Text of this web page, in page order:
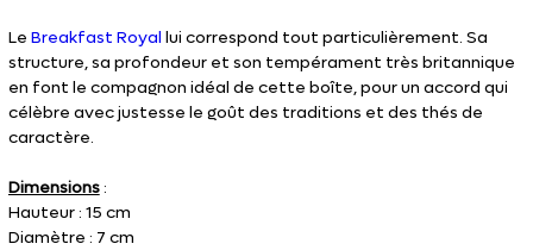
Le Breakfast Royal lui correspond tout particulièrement. Sa
structure, sa profondeur et son tempérament très britannique
en font le compagnon idéal de cette boîte, pour un accord qui
célèbre avec justesse le goût des traditions et des thés de
caractère.
Dimensions:
Hauteur : 15 cm
Diamètre : 7 cm